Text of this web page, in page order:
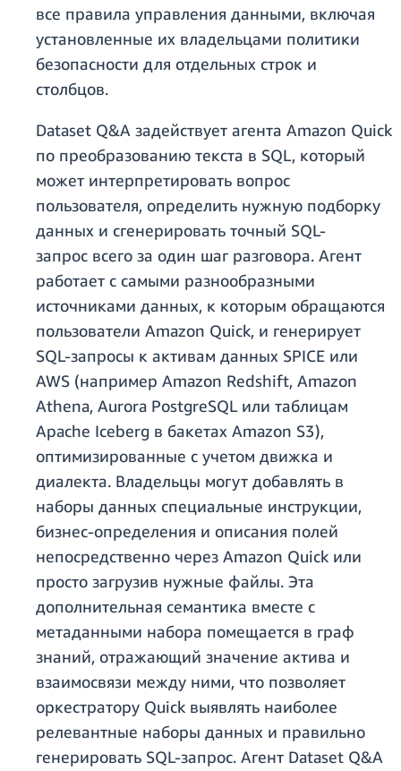
все правила управления данными, включая
установленные их владельцами политики
безопасности для отдельных строк и
столбцов.
Dataset Q&A задействует агента Amazon Quick
по преобразованию текста в SQL, который
может интерпретировать вопрос
пользователя, определить нужную подборку
данных и сгенерировать точный SQL-
запрос всего за один шаг разговора. Агент
работает с самыми разнообразными
источниками данных, к которым обращаются
пользователи Amazon Quick, и генерирует
SQL-запросы к активам данных SPICE или
AWS (например Amazon Redshift, Amazon
Athena, Aurora PostgreSQL или таблицам
Apache Iceberg в бакетах Amazon S3),
оптимизированные с учетом движка и
диалекта. Владельцы могут добавлять в
наборы данных специальные инструкции,
бизнес-определения и описания полей
непосредственно через Amazon Quick или
просто загрузив нужные файлы. Эта
дополнительная семантика вместе с
метаданными набора помещается в граф
знаний, отражающий значение актива и
взаимосвязи между ними, что позволяет
оркестратору Quick выявлять наиболее
релевантные наборы данных и правильно
генерировать SQL-запрос. Агент Dataset Q&A